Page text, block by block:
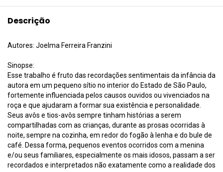
Descrição
Autores: Joelma Ferreira Franzini
Sinopse:
Esse trabalho é fruto das recordações sentimentais da infância da
autora em um pequeno sítio no interior do Estado de São Paulo,
fortemente influenciada pelos causos ouvidos ou vivenciados na
roça e que ajudaram a formar sua existência e personalidade.
Seus avôs e tios-avôs sempre tinham histórias a serem
compartilhadas com as crianças, durante as prosas ocorridas à
noite, sempre na cozinha, em redor do fogão à lenha e do bule de
café. Dessa forma, pequenos eventos ocorridos com a menina
e/ou seus familiares, especialmente os mais idosos, passam a ser
recordados e interpretados não exatamente como a realidade dos